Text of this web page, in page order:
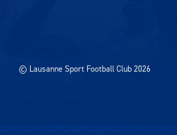
© Lausanne Sport Football Club 2026